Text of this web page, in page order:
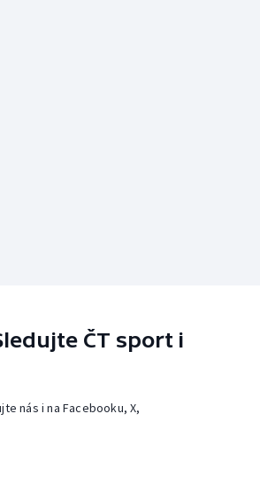
ČT sport i
nás i na Facebooku, X,